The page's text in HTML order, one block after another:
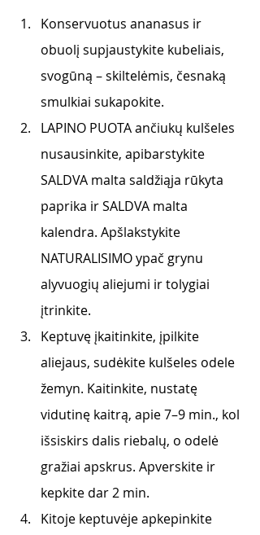
Konservuotus ananasus ir
obuolį supjaustykite kubeliais,
svogūną – skiltelėmis, česnaką
smulkiai sukapokite.
LAPINO PUOTA ančiukų kulšeles
nusausinkite, apibarstykite
SALDVA malta saldžiąja rūkyta
paprika ir SALDVA malta
kalendra. Apšlakstykite
NATURALISIMO ypač grynu
alyvuogių aliejumi ir tolygiai
įtrinkite.
Keptuvę įkaitinkite, įpilkite
aliejaus, sudėkite kulšeles odele
žemyn. Kaitinkite, nustatę
vidutinę kaitrą, apie 7–9 min., kol
išsiskirs dalis riebalų, o odelė
gražiai apskrus. Apverskite ir
kepkite dar 2 min.
Kitoje keptuvėje apkepinkite